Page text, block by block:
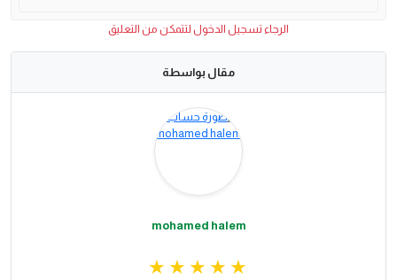
الرجاء تسجيل الدخول لتتمكن من التعليق
مقال بواسطة
mohamed halem